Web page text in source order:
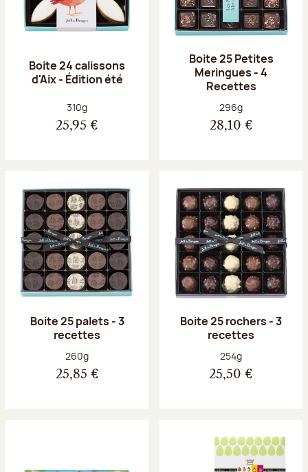
Boite 24 calissons
d'Aix - Édition été
Poids net :
310g
25,95 €
Boite 25 Petites
Meringues - 4
Recettes
Poids net :
296g
28,10 €
Boite 25 palets - 3
recettes
Poids net :
260g
25,85 €
Boite 25 rochers - 3
recettes
Poids net :
254g
25,50 €